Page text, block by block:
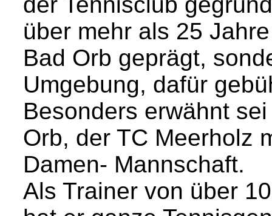
über mehr als 25
Bad Orb geprägt,
Umgebung, dafür
Besonders erwähnt
Orb, der TC Meerholz
Damen- Mannschaft.
Als Trainer von über